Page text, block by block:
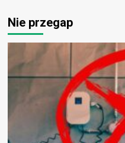
Nie przegap